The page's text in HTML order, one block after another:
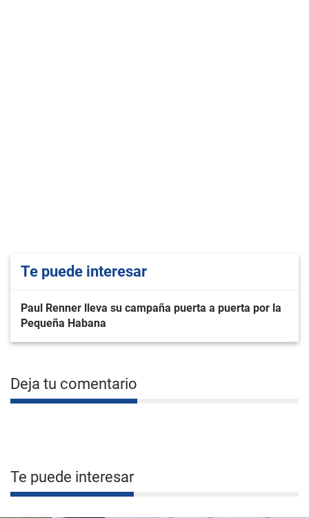
Te puede interesar
Paul Renner lleva su campaña puerta a puerta por la
Pequeña Habana
Deja tu comentario
Te puede interesar